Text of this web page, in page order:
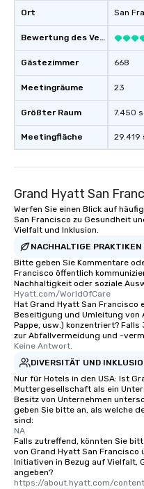
Ort
Bewertung des Veranstaltungsortes
Gästezimmer
Meetingräume
Größter Raum
Meetingfläche
San
668
23
7.450
29.419
Grand Hyatt San
Werfen Sie einen Blick auf
San Francisco zu Gesundheit
Vielfalt und Inklusion.
NACHHALTIGE PRAKTIKEN
Bitte geben Sie Kommentare
Francisco öffentlich
Nachhaltigkeit oder soziale
Hyatt.com/WorldOfCare
Hat Grand Hyatt San Francisco
Beseitigung und Umleitung von
Pappe, usw.) konzentriert?
zur Abfallvermeidung und -
Keine Antwort.
DIVERSITÄT UND
Nur für Hotels in den USA: Ist
Muttergesellschaft als ein
Besitz von Unternehmen
geben Sie bitte an, als welche
sind:
NA
Falls zutreffend, könnten Sie
von Grand Hyatt San Francisco
Initiativen in Bezug auf Vielfalt,
angeben?
https://about.hyatt.com/